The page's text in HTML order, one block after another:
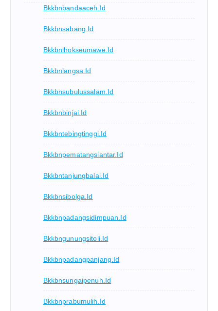
Bkkbnbandaaceh.id
Bkkbnsabang.id
Bkkbnlhokseumawe.id
Bkkbnlangsa.id
Bkkbnsubulussalam.id
Bkkbnbinjai.id
Bkkbntebingtinggi.id
Bkkbnpematangsiantar.id
Bkkbntanjungbalai.id
Bkkbnsibolga.id
Bkkbnpadangsidimpuan.id
Bkkbngunungsitoli.id
Bkkbnpadangpanjang.id
Bkkbnsungaipenuh.id
Bkkbnprabumulih.id